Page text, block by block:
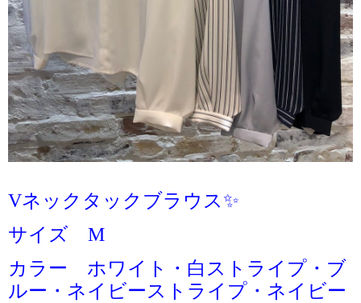
Vネックタックブラウス✨
サイズ M
カラー ホワイト・白ストライプ・ブ
ルー・ネイビーストライプ・ネイビー